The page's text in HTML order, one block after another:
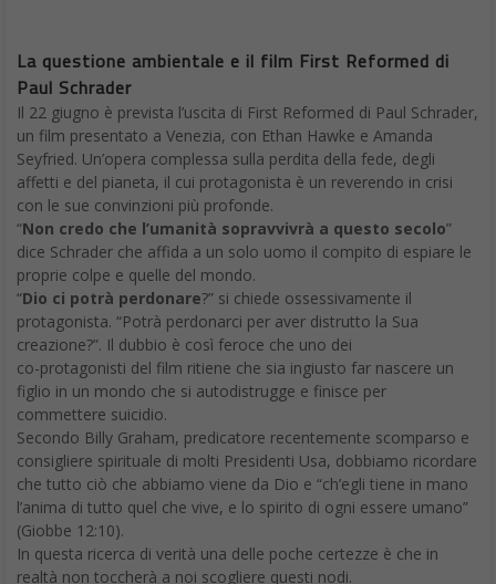
La questione ambientale e il film First Reformed di
Paul Schrader
Il 22 giugno è prevista l’uscita di First Reformed di Paul Schrader,
un film presentato a Venezia, con Ethan Hawke e Amanda
Seyfried. Un’opera complessa sulla perdita della fede, degli
affetti e del pianeta, il cui protagonista è un reverendo in crisi
con le sue convinzioni più profonde.
“Non credo che l’umanità sopravvivrà a questo secolo”
dice Schrader che affida a un solo uomo il compito di espiare le
proprie colpe e quelle del mondo.
“Dio ci potrà perdonare?” si chiede ossessivamente il
protagonista. “Potrà perdonarci per aver distrutto la Sua
creazione?”. Il dubbio è così feroce che uno dei
co-protagonisti del film ritiene che sia ingiusto far nascere un
figlio in un mondo che si autodistrugge e finisce per
commettere suicidio.
Secondo Billy Graham, predicatore recentemente scomparso e
consigliere spirituale di molti Presidenti Usa, dobbiamo ricordare
che tutto ciò che abbiamo viene da Dio e “ch’egli tiene in mano
l’anima di tutto quel che vive, e lo spirito di ogni essere umano”
(Giobbe 12:10).
In questa ricerca di verità una delle poche certezze è che in
realtà non toccherà a noi scogliere questi nodi.